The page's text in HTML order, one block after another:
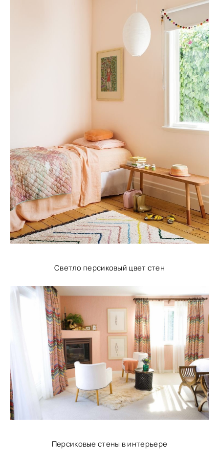
Светло персиковый цвет стен
Персиковые стены в интерьере